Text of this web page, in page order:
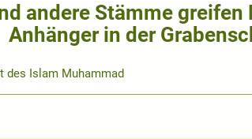
andere Stämme
Anhänger in der
des Islam Muhammad